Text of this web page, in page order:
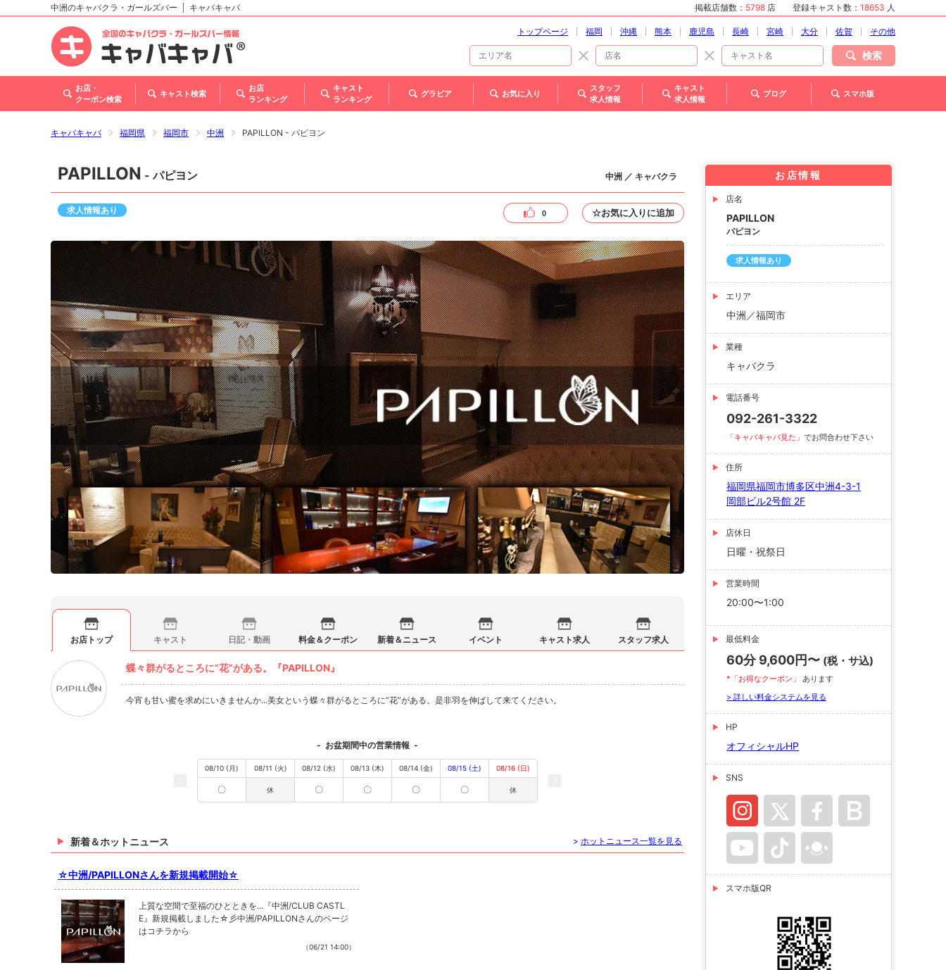
北海道
東北
甲信越・北陸
関西
中洲のキャバクラ・ガールズバー キャバキャバ 掲載店舗数： 5798 店 登録キャスト数： 18653 人
トップページ 福岡 沖縄 熊本 鹿児島 長崎 宮崎 大分 佐賀 その他
検索
お店・
クーポン検索
キャスト検索
お店
ランキング
キャスト
ランキング
グラビア お気に入り
スタッフ
求人情報
キャスト
求人情報
ブログ スマホ版
キャバキャバ 福岡県 福岡市 中洲 PAPILLON - パピヨン
PAPILLON - パピヨン 中洲 ／ キャバクラ
求人情報あり 0 ☆お気に入りに追加
お店トップ キャスト 日記・動画 料金＆クーポン 新着＆ニュース イベント キャスト求人 スタッフ求人
蝶々群がるところに”花”がある。『PAPILLON』
今宵も甘い蜜を求めにいきませんか...美女という蝶々群がるところに”花”がある。是非羽を伸ばして来てください。
- お盆期間中の営業情報 -
08/10 (月)
〇
08/11 (火)
休
08/12 (水)
〇
08/13 (木)
〇
08/14 (金)
〇
08/15 (土)
〇
08/16 (日)
休
新着＆ホットニュース > ホットニュース一覧を見る
☆中洲/PAPILLONさんを新規掲載開始☆
上質な空間で至福のひとときを...『中洲/CLUB CASTL
E』新規掲載しました☆彡中洲/PAPILLONさんのページ
はコチラから
（06/21 14:00）
お店情報
店名
PAPILLON
パピヨン
求人情報あり
エリア
中洲／福岡市
業種
キャバクラ
電話番号
092-261-3322
「キャバキャバ見た」 でお問合わせ下さい
住所
福岡県福岡市博多区中洲4-3-1
岡部ビル2号館 2F
店休日
日曜・祝祭日
営業時間
20:00〜1:00
最低料金
60分 9,600円〜 (税・サ込)
*「お得なクーポン」 あります
> 詳しい料金システムを見る
HP
オフィシャルHP
SNS
スマホ版QR